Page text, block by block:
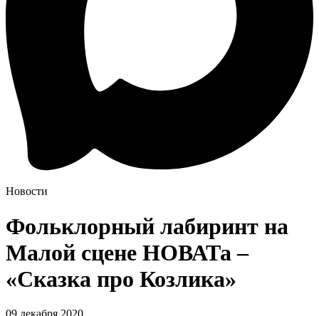
Новости
Фольклорный лабиринт на
Малой сцене НОВАТа –
«Сказка про Козлика»
09 декабря 2020